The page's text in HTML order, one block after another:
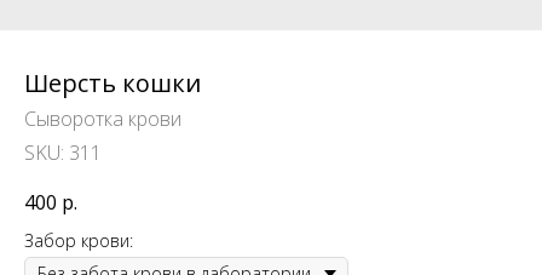
Шерсть кошки
Сыворотка крови
SKU: 311
400 р.
Забор крови: